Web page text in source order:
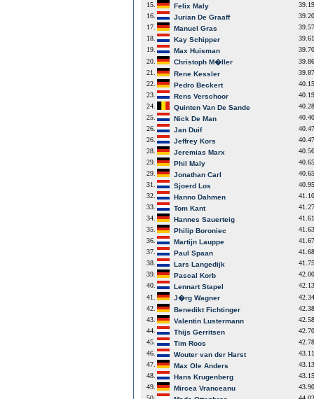
15.
Felix Maly
39.19
16.
Jurian De Graaff
39.20
17.
Manuel Gras
39.57
18.
Kay Schipper
39.61
19.
Max Huisman
39.70
20.
Christoph M�ller
39.86
21.
Rene Kessler
39.87
22.
Pedro Beckert
40.15
23.
Rens Verschoor
40.19
24.
Quinten Van De Sande
40.28
25.
Nick De Man
40.40
26.
Jan Duif
40.47
26.
Jeffrey Kors
40.47
28.
Jeremias Marx
40.56
29.
Phil Maly
40.65
29.
Jonathan Carl
40.65
31.
Sjoerd Los
40.95
32.
Hanno Dahmen
41.10
33.
Tom Kant
41.27
34.
Hannes Sauerteig
41.61
35.
Philip Boroniec
41.63
36.
Martijn Lauppe
41.67
37.
Paul Spaan
41.68
38.
Lars Langedijk
41.75
39.
Pascal Korb
42.00
40.
Lennart Stapel
42.13
41.
J�rg Wagner
42.34
42.
Benedikt Fichtinger
42.38
43.
Valentin Lustermann
42.58
44.
Thijs Gerritsen
42.70
45.
Tim Roos
42.78
46.
Wouter van der Harst
43.11
47.
Max Ole Anders
43.13
48.
Hans Krugenberg
43.15
49.
Mircea Vranceanu
43.90